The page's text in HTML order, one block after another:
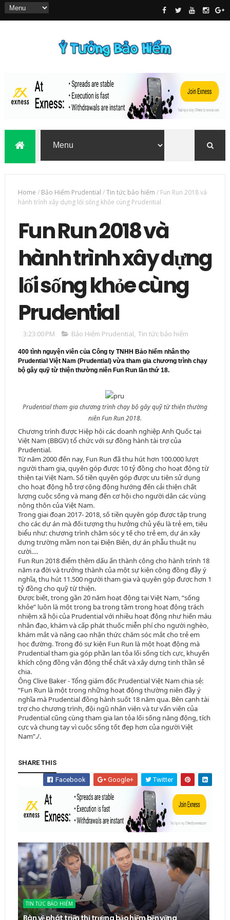
Home / Bảo Hiểm Prudential /Tin tức bảo hiểm / Fun Run 2018 và
hành trình xây dựng lối sống khỏe cùng Prudential
Fun Run 2018 và
hành trình xây dựng
lối sống khỏe cùng
Prudential
3:23:00 PM Bảo Hiểm Prudential, Tin tức bảo hiểm
400 tình nguyện viên của Công ty TNHH Bảo hiểm nhân thọ
Prudential Việt Nam (Prudential) vừa tham gia chương trình chạy
bộ gây quỹ từ thiện thường niên Fun Run lần thứ 18.
Prudential tham gia chương trình chạy bộ gây quỹ từ thiện thường
niên Fun Run 2018.
Chương trình được Hiệp hội các doanh nghiệp Anh Quốc tại
Việt Nam (BBGV) tổ chức với sự đồng hành tài trợ của
Prudential.
Từ năm 2000 đến nay, Fun Run đã thu hút hơn 100.000 lượt
người tham gia, quyên góp được 10 tỷ đồng cho hoạt động từ
thiện tại Việt Nam. Số tiền quyên góp được ưu tiên sử dụng
cho hoạt động hỗ trợ cộng động hướng đến cải thiện chất
lượng cuộc sống và mang đến cơ hội cho người dân các vùng
nông thôn của Việt Nam.
Trong giai đoạn 2017- 2018, số tiền quyên góp được tập trung
cho các dự án mà đối tượng thụ hưởng chủ yếu là trẻ em, tiêu
biểu như: chương trình chăm sóc y tế cho trẻ em, dự án xây
dựng trường mầm non tại Điện Biên, dự án phẫu thuật nụ
cười….
Fun Run 2018 điểm thêm dấu ấn thành công cho hành trình 18
năm ra đời và trưởng thành của một sự kiện cộng đồng đầy ý
nghĩa, thu hút 11.500 người tham gia và quyên góp được hơn 1
tỷ đồng cho quỹ từ thiện.
Được biết, trong gần 20 năm hoạt động tại Việt Nam, “sống
khỏe” luôn là một trong ba trọng tâm trong hoạt động trách
nhiệm xã hội của Prudential với nhiều hoạt động như hiến máu
nhân đạo, khám và cấp phát thuốc miễn phí cho người nghèo,
khám mắt và nâng cao nhận thức chăm sóc mắt cho trẻ em
học đường. Trong đó sự kiện Fun Run là một hoạt động mà
Prudential tham gia góp phần lan tỏa lối sống tích cực, khuyến
khích cộng đồng vận động thể chất và xây dựng tinh thần sẻ
chia.
Ông Clive Baker - Tổng giám đốc Prudential Việt Nam chia sẻ:
“Fun Run là một trong những hoạt động thường niên đầy ý
nghĩa mà Prudential đồng hành suốt 18 năm qua. Bên cạnh tài
trợ cho chương trình, đội ngũ nhân viên và tư vấn viên của
Prudential cũng cùng tham gia lan tỏa lối sống năng động, tích
cực và chung tay vì cuộc sống tốt đẹp hơn của người Việt
Nam”./.
SHARE THIS
Facebook Google+ Twitter
TIN TỨC BẢO HIỂM